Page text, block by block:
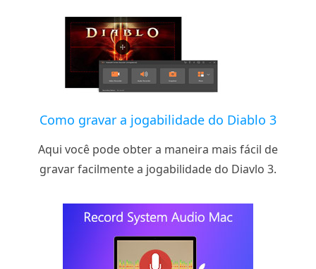
Como gravar a jogabilidade do Diablo 3
Aqui você pode obter a maneira mais fácil de
gravar facilmente a jogabilidade do Diavlo 3.